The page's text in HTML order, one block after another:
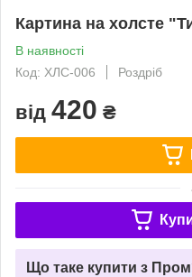
Картина на холсте
В наявності
Код: ХЛС-006
Роздріб
від 420 ₴
Що таке купити з